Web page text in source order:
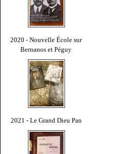
2020 - Nouvelle École sur
Bernanos et Péguy
2021 - Le Grand Dieu Pan